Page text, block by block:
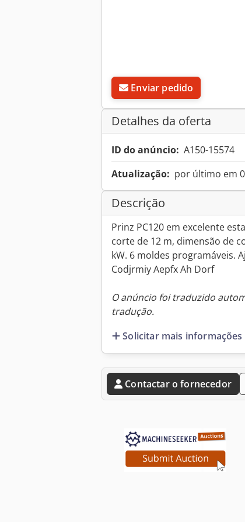
Enviar pedido
Detalhes da oferta
ID do anúncio: A150-15574
Atualização: por último em
Descrição
Prinz PC120 em excelente
corte de 12 m, dimensão de
kW. 6 moldes programáveis.
Codjrmiy Aepfx Ah Dorf
O anúncio foi traduzido
tradução.
Solicitar mais informações
Contactar o fornecedor